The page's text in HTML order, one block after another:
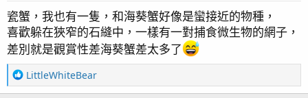
瓷蟹，我也有一隻，和海葵蟹好像是蠻接近的物種，
喜歡躲在狹窄的石縫中，一樣有一對捕食微生物的網子，
差別就是觀賞性差海葵蟹差太多了
R
e
LittleWhiteBear